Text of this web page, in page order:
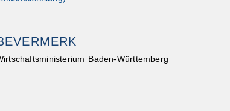
Baden-Württemberg